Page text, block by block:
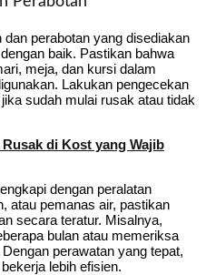
perabotan yang disediakan
baik. Pastikan bahwa
meja, dan kursi dalam
Lakukan pengecekan
sudah mulai rusak atau tidak
di Kost yang Wajib
dengan peralatan
atau pemanas air, pastikan
secara teratur. Misalnya,
bulan atau memeriksa
perawatan yang tepat,
lebih efisien.